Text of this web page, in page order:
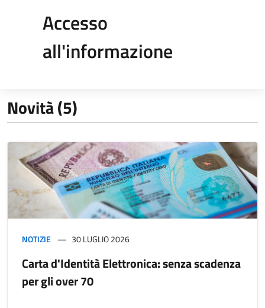
Accesso
all'informazione
Novità (5)
NOTIZIE 30 LUGLIO 2026
Carta d'Identità Elettronica: senza scadenza
per gli over 70